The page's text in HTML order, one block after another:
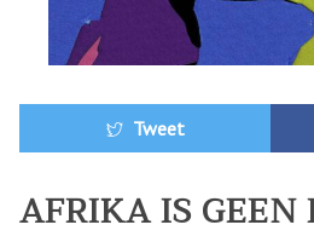
Tweet
AFRIKA IS GEEN